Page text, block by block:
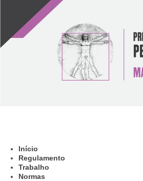
Início
Regulamento
Trabalho
Normas